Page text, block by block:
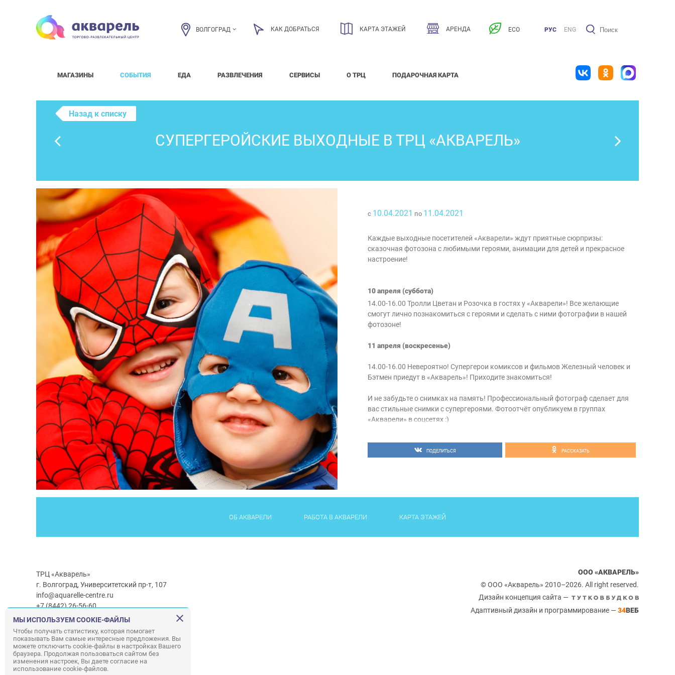
ВОЛГОГРАД КАК ДОБРАТЬСЯ КАРТА ЭТАЖЕЙ АРЕНДА ECO РУС ENG
МАГАЗИНЫ СОБЫТИЯ ЕДА РАЗВЛЕЧЕНИЯ СЕРВИСЫ О ТРЦ ПОДАРОЧНАЯ КАРТА
Назад к списку
СУПЕРГЕРОЙСКИЕ ВЫХОДНЫЕ В ТРЦ «АКВАРЕЛЬ»
с 10.04.2021 по 11.04.2021
Каждые выходные посетителей «Акварели» ждут приятные сюрпризы:
сказочная фотозона с любимыми героями, анимации для детей и прекрасное
настроение!
10 апреля (суббота)
14.00-16.00 Тролли Цветан и Розочка в гостях у «Акварели»! Все желающие
смогут лично познакомиться с героями и сделать с ними фотографии в нашей
фотозоне!
11 апреля (воскресенье)
14.00-16.00 Невероятно! Супергерои комиксов и фильмов Железный человек и
Бэтмен приедут в «Акварель»! Приходите знакомиться!
И не забудьте о снимках на память! Профессиональный фотограф сделает для
вас стильные снимки с супергероями. Фотоотчёт опубликуем в группах
«Акварели» в соцсетях :)
ПОДЕЛИТЬСЯ РАССКАЗАТЬ
ОБ АКВАРЕЛИ РАБОТА В АКВАРЕЛИ КАРТА ЭТАЖЕЙ
ТРЦ «Акварель»
г. Волгоград, Университетский пр-т, 107
info@aquarelle-centre.ru
+7 (8442) 26-56-60
Часы работы ТРЦ: с 10:00 до 22:00
Часы работы г/м Ашан:с 08:00 до 23:00
Часы работыг/мЛемана ПРО:с 08:00 до 22:00
Правила посещения ТРЦ «Акварель»
ООО «АКВАРЕЛЬ»
© ООО «Акварель» 2010–2026. All right reserved.
Дизайн концепция сайта —
Адаптивный дизайн и программирование — 34ВЕБ
МЫ ИСПОЛЬЗУЕМ COOKIE-ФАЙЛЫ
Чтобы получать статистику, которая помогает
показывать Вам самые интересные предложения. Вы
можете отключить cookie-файлы в настройках Вашего
браузера. Продолжая пользоваться сайтом без
изменения настроек, Вы даете согласие на
использование cookie-файлов.